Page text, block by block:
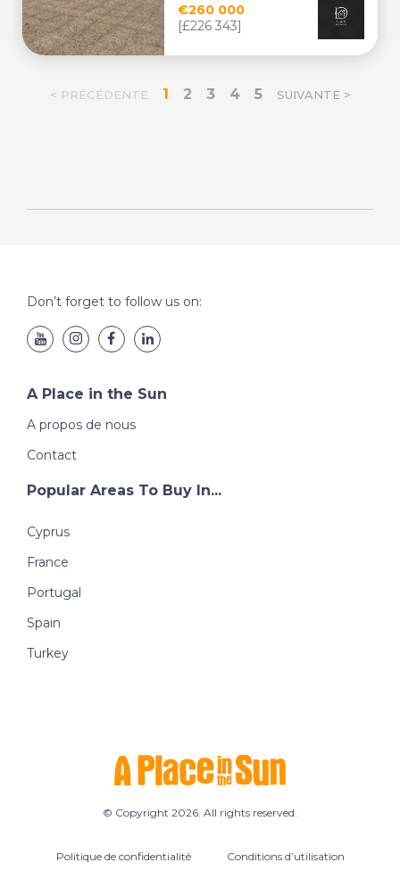
€260 000
[£226 343]
< PRÉCÉDENTE 1 2 3 4 5 SUIVANTE >
Don’t forget to follow us on:
A Place in the Sun
A propos de nous
Contact
Popular Areas To Buy In...
Cyprus
France
Portugal
Spain
Turkey
© Copyright 2026. All rights reserved.
Politique de confidentialité Conditions d’utilisation